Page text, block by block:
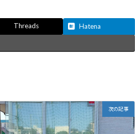
Threads Hatena
次の記事